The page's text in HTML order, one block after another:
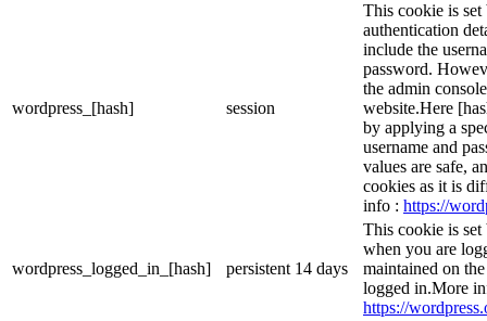
wordpress_[hash] session
This cookie is set
authentication
include the
password.
the admin
website.Here
by applying a
username and
values are safe,
cookies as it is
info : https://
wordpress_logged_in_[hash] persistent 14 days
This cookie is set
when you are
maintained on
logged in.More
https://